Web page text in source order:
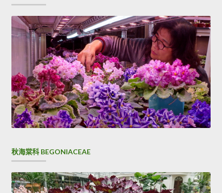
秋海棠科 BEGONIACEAE